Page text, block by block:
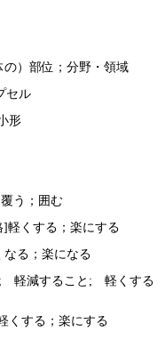
）部位；分野・領域
セル
形
う；囲む
軽くする；楽にする
る；楽になる
; 軽減すること; 軽くする
くする；楽にする